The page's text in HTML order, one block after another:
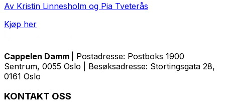
Av Kristin Linnesholm og Pia Tveterås
Kjøp her
Cappelen Damm
| Postadresse: Postboks 1900
Sentrum, 0055 Oslo | Besøksadresse: Stortingsgata 28,
0161 Oslo
KONTAKT OSS